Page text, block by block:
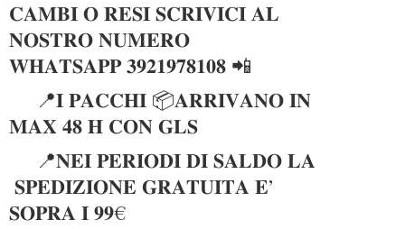
𝐂𝐀𝐌𝐁𝐈 𝐎 𝐑𝐄𝐒𝐈 𝐒𝐂𝐑𝐈𝐕𝐈𝐂𝐈 𝐀𝐋
𝐍𝐎𝐒𝐓𝐑𝐎 𝐍𝐔𝐌𝐄𝐑𝐎
𝐖𝐇𝐀𝐓𝐒𝐀𝐏𝐏 𝟑𝟗𝟐𝟏𝟗𝟕𝟖𝟏𝟎𝟖 📲
📍𝐈 𝐏𝐀𝐂𝐂𝐇𝐈 📦𝐀𝐑𝐑𝐈𝐕𝐀𝐍𝐎 𝐈𝐍
𝐌𝐀𝐗 𝟒𝟖 𝐇 𝐂𝐎𝐍 𝐆𝐋𝐒
📍𝐍𝐄𝐈 𝐏𝐄𝐑𝐈𝐎𝐃𝐈 𝐃𝐈 𝐒𝐀𝐋𝐃𝐎 𝐋𝐀
𝐒𝐏𝐄𝐃𝐈𝐙𝐈𝐎𝐍𝐄 𝐆𝐑𝐀𝐓𝐔𝐈𝐓𝐀 𝐄’
𝐒𝐎𝐏𝐑𝐀 𝐈 𝟗𝟗€